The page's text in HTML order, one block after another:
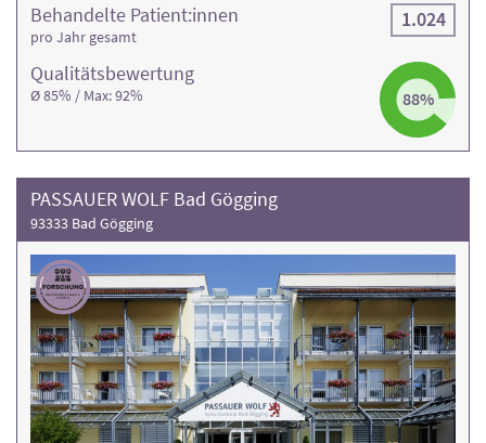
Qualitäts­bewertung
Ø 85% / Max: 92% 88%
Behandelte Patient:innen
pro Jahr gesamt
1.024
PASSAUER WOLF Bad Gögging
93333 Bad Gögging